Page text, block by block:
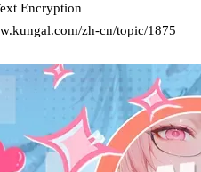
Encryption
zh-cn/topic/1875